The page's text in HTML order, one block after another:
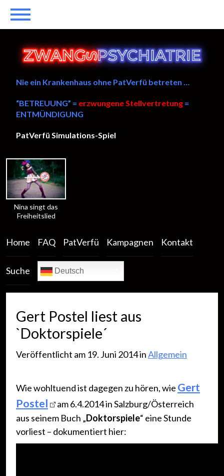
Nina singt das
Freiheitslied
Nie ein Krankenhaus ohne PatVerfü betreten …
“BETREUUNG” = erzwungene Stellvertretung =
ENTMÜNDIGUNG
PatVerfü Simulations-Spiel
Home FAQ PatVerfü Kampagnen Kontakt
Suche Deutsch
Gert Postel liest aus
`Doktorspiele´
Veröffentlicht am 19. Juni 2014 inAllgemein
Wie wohltuend ist dagegen zu hören, wie Gert
Postel
am 6.4.2014 in Salzburg/Österreich
aus seinem Buch „Doktorspiele“ eine Stunde
vorliest – dokumentiert hier: